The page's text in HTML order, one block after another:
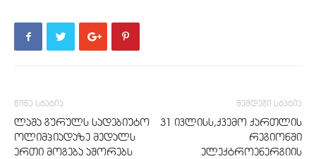
წინა სტატია
ლაშა გურულს სადებიუტო
ოლიმპიადაზე მედალს
ერთი მოგება აშორებს
შემდეგი სტატია
31 ივლისს,ქვემო ქართლის
რეგიონში
ელექტროენერგიის